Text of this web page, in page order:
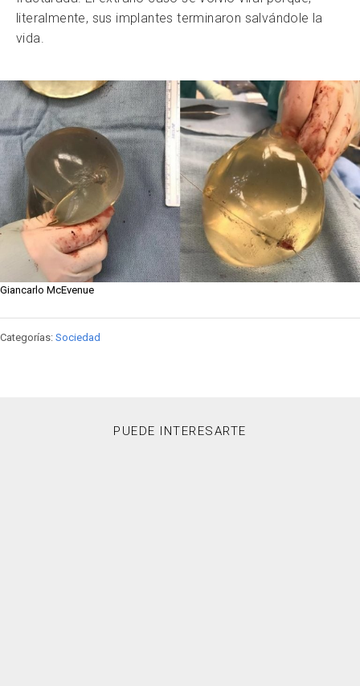
literalmente, sus implantes terminaron salvándole la
vida.
Giancarlo McEvenue
Categorías: Sociedad
PUEDE INTERESARTE